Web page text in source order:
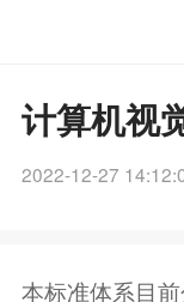
计算机视
2022-12-27
本标准体系目